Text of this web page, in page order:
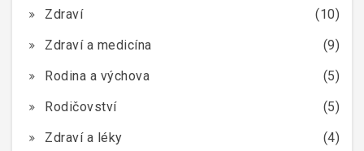
Zdraví
(10)
Zdraví a medicína
(9)
Rodina a výchova
(5)
Rodičovství
(5)
Zdraví a léky
(4)